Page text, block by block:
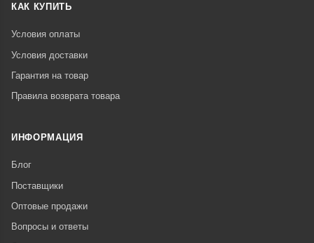
КАК КУПИТЬ
Условия оплаты
Условия доставки
Гарантия на товар
Правила возврата товара
ИНФОРМАЦИЯ
Блог
Поставщики
Оптовые продажи
Вопросы и ответы